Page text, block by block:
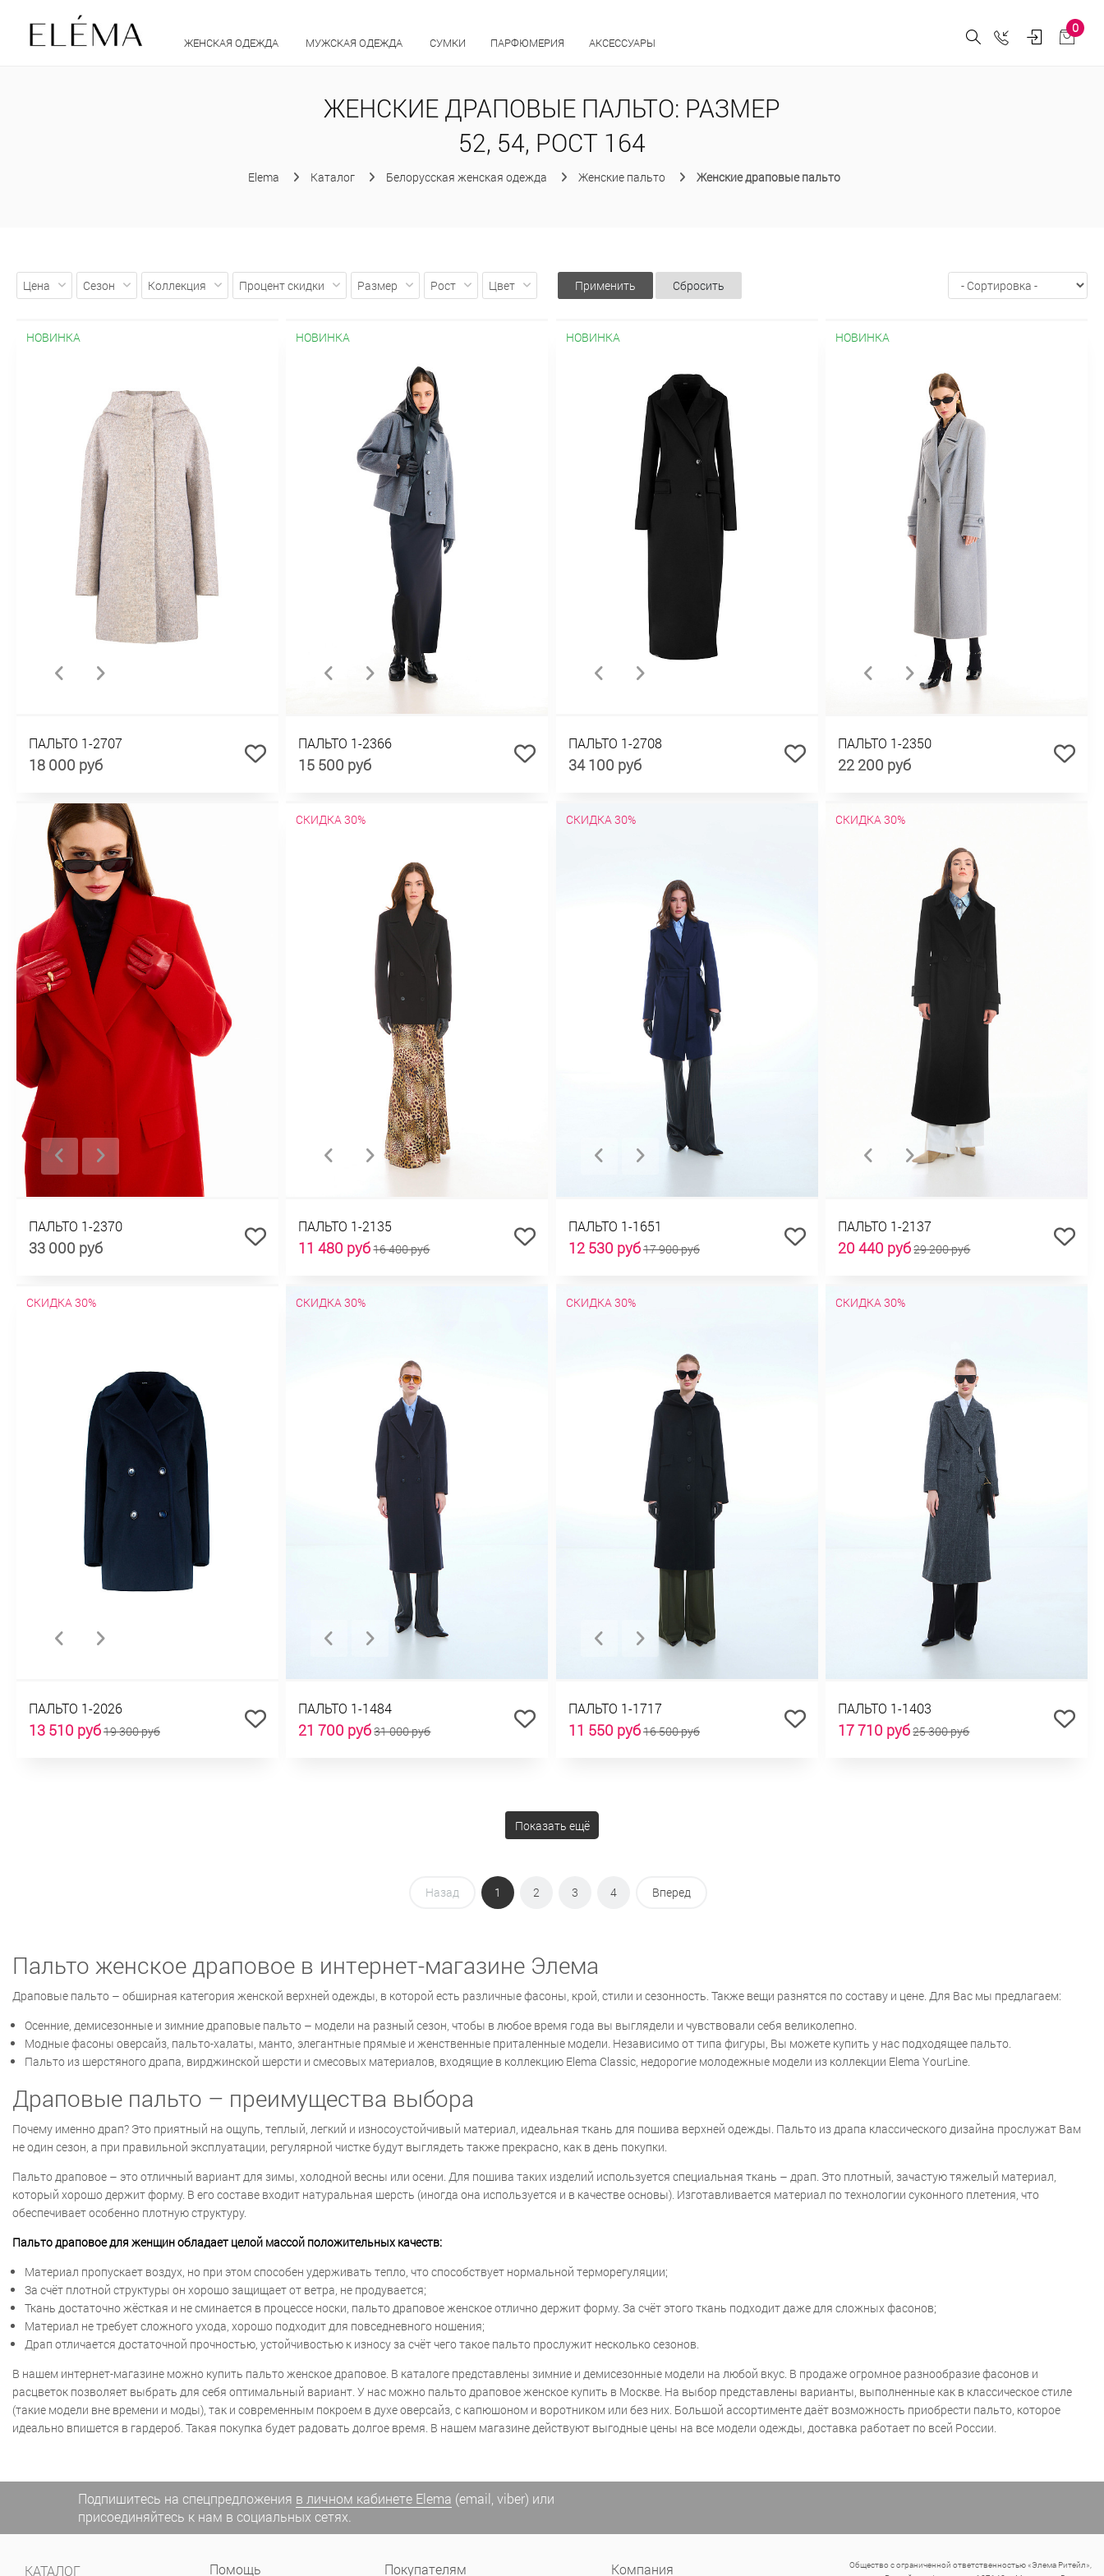
ЖЕНСКАЯ ОДЕЖДА МУЖСКАЯ ОДЕЖДА СУМКИ ПАРФЮМЕРИЯ АКСЕССУАРЫ
0
ЖЕНСКИЕ ДРАПОВЫЕ ПАЛЬТО: РАЗМЕР
52, 54, РОСТ 164
Elema Каталог Белорусская женская одежда Женские пальто Женские драповые пальто
Цена Сезон Коллекция Процент скидки Размер Рост Цвет Применить Сбросить
НОВИНКА
ПАЛЬТО 1-2707
18 000 руб
НОВИНКА
ПАЛЬТО 1-2366
15 500 руб
НОВИНКА
ПАЛЬТО 1-2708
34 100 руб
НОВИНКА
ПАЛЬТО 1-2350
22 200 руб
ПАЛЬТО 1-2370
33 000 руб
СКИДКА 30%
ПАЛЬТО 1-2135
11 480 руб16 400 руб
СКИДКА 30%
ПАЛЬТО 1-1651
12 530 руб17 900 руб
СКИДКА 30%
ПАЛЬТО 1-2137
20 440 руб29 200 руб
СКИДКА 30%
ПАЛЬТО 1-2026
13 510 руб19 300 руб
СКИДКА 30%
ПАЛЬТО 1-1484
21 700 руб31 000 руб
СКИДКА 30%
ПАЛЬТО 1-1717
11 550 руб16 500 руб
СКИДКА 30%
ПАЛЬТО 1-1403
17 710 руб25 300 руб
Показать ещё
Назад 1 2 3 4 Вперед
Пальто женское драповое в интернет-магазине Элема
Драповые пальто – обширная категория женской верхней одежды, в которой есть различные фасоны, крой, стили и сезонность. Также вещи разнятся по составу и цене. Для Вас мы предлагаем:
Осенние, демисезонные и зимние драповые пальто – модели на разный сезон, чтобы в любое время года вы выглядели и чувствовали себя великолепно.
Модные фасоны оверсайз, пальто-халаты, манто, элегантные прямые и женственные приталенные модели. Независимо от типа фигуры, Вы можете купить у нас подходящее пальто.
Пальто из шерстяного драпа, вирджинской шерсти и смесовых материалов, входящие в коллекцию Elema Classic, недорогие молодежные модели из коллекции Elema YourLine.
Драповые пальто – преимущества выбора
Почему именно драп? Это приятный на ощупь, теплый, легкий и износоустойчивый материал, идеальная ткань для пошива верхней одежды. Пальто из драпа классического дизайна прослужат Вам
не один сезон, а при правильной эксплуатации, регулярной чистке будут выглядеть также прекрасно, как в день покупки.
Пальто драповое – это отличный вариант для зимы, холодной весны или осени. Для пошива таких изделий используется специальная ткань – драп. Это плотный, зачастую тяжелый материал,
который хорошо держит форму. В его составе входит натуральная шерсть (иногда она используется и в качестве основы). Изготавливается материал по технологии суконного плетения, что
обеспечивает особенно плотную структуру.
Пальто драповое для женщин обладает целой массой положительных качеств:
Материал пропускает воздух, но при этом способен удерживать тепло, что способствует нормальной терморегуляции;
За счёт плотной структуры он хорошо защищает от ветра, не продувается;
Ткань достаточно жёсткая и не сминается в процессе носки, пальто драповое женское отлично держит форму. За счёт этого ткань подходит даже для сложных фасонов;
Материал не требует сложного ухода, хорошо подходит для повседневного ношения;
Драп отличается достаточной прочностью, устойчивостью к износу за счёт чего такое пальто прослужит несколько сезонов.
В нашем интернет-магазине можно купить пальто женское драповое. В каталоге представлены зимние и демисезонные модели на любой вкус. В продаже огромное разнообразие фасонов и
расцветок позволяет выбрать для себя оптимальный вариант. У нас можно пальто драповое женское купить в Москве. На выбор представлены варианты, выполненные как в классическое стиле
(такие модели вне времени и моды), так и современным покроем в духе оверсайз, с капюшоном и воротником или без них. Большой ассортименте даёт возможность приобрести пальто, которое
идеально впишется в гардероб. Такая покупка будет радовать долгое время. В нашем магазине действуют выгодные цены на все модели одежды, доставка работает по всей России.
Подпишитесь на спецпредложения в личном кабинете Elema (email, viber) или
присоединяйтесь к нам в социальных сетях.
КАТАЛОГ Помощь Покупателям Компания
Общество с ограниченной ответственностью «Элема Ритейл»,